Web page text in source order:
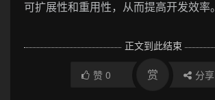
可扩展性和重用性，从而提高开发效率。
正文到此结束
赞 0 赏 分享